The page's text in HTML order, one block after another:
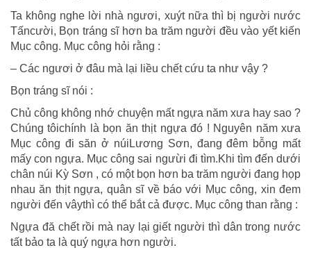
Ta không nghe lời nhà ngươi, xuýt nữa thì bị người nước
Tấncười, Bọn tráng sĩ hơn ba trăm người đều vào yết kiến
Mục công. Mục công hỏi rằng :
– Các ngươi ở đâu mà lại liều chết cứu ta như vậy ?
Bọn tráng sĩ nói :
Chủ công không nhớ chuyện mất ngựa năm xưa hay sao ?
Chúng tôichính là bọn ăn thịt ngựa đó ! Nguyên năm xưa
Mục công đi săn ở núiLương Sơn, đang đêm bỗng mất
mấy con ngựa. Mục công sai ngưừi đi tìm.Khi tìm đến dưới
chân núi Kỳ Sơn , có một bọn hơn ba trăm người đang họp
nhau ăn thịt ngựa, quân sĩ về báo với Mục công, xin đem
người đến vâythì có thể bắt cả được. Mục công than rằng :
Ngựa đă chết rồi mà nay lại giết người thì dân trong nước
tất bảo ta là quý ngựa hơn người.